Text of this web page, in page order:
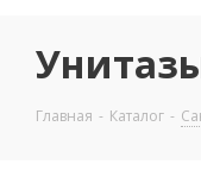
Главная - Каталог -